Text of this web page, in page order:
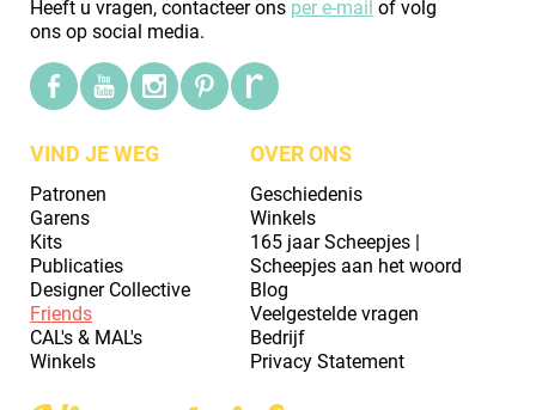
Heeft u vragen, contacteer ons per e-mail of volg
ons op social media.
VIND JE WEG
Patronen
Garens
Kits
Publicaties
Designer Collective
Friends
CAL's & MAL's
Winkels
OVER ONS
Geschiedenis
Winkels
165 jaar Scheepjes |
Scheepjes aan het woord
Blog
Veelgestelde vragen
Bedrijf
Privacy Statement